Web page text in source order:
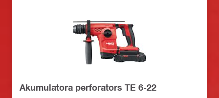
Akumulatora perforators TE 6-22